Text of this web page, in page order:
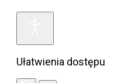
Ułatwienia dostępu